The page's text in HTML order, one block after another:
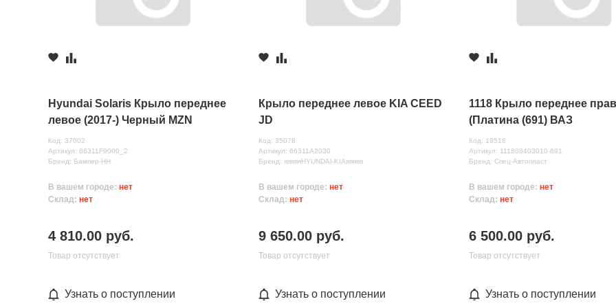
Hyundai Solaris Крыло переднее
левое (2017-) Черный MZN
Код: 37002
Артикул: 66311F9000_2
Бренд: Бампер-НН
В вашем городе: нет
Склад: нет
4 810.00 руб.
Товар отсутствует
Узнать о поступлении
Крыло переднее левое KIA CEED
JD
Код: 35078
Артикул: 66311A2030
Бренд: яяяяяHYUNDAI-KIAяяяяя
В вашем городе:нет
Склад:нет
9 650.00 руб.
Товар отсутствует
Узнать о поступлении
1118 Крыло переднее
(Платина (691) ВАЗ
Код: 19518
Артикул: 111808403010-691
Бренд: Спец-Автопласт
В вашем городе:нет
Склад:нет
6 500.00 руб.
Товар отсутствует
Узнать о поступлении